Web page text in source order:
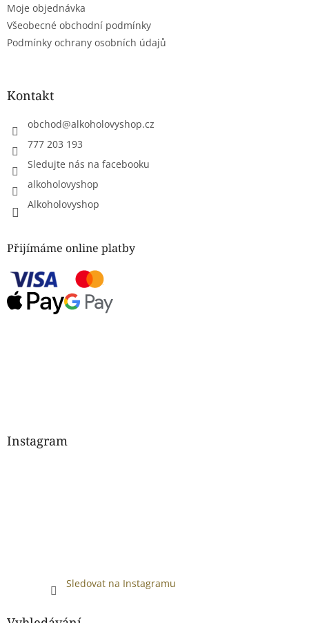
p
i
Moje objednávka
Všeobecné obchodní podmínky
Podmínky ochrany osobních údajů
Kontakt
obchod@alkoholovyshop.cz
777 203 193
Sledujte nás na facebooku
alkoholovyshop
Alkoholovyshop
Přijímáme online platby
Instagram
Sledovat na Instagramu